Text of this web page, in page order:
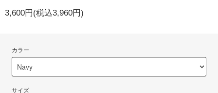
3,600円(税込3,960円)
カラー
サイズ